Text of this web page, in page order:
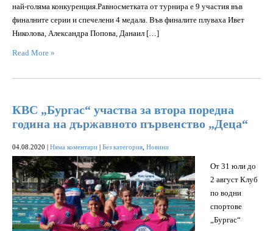
най-голяма конкуренция.Равносметката от турнира е 9 участия във
финалните серии и спечелени 4 медала. Във финалите плуваха Ивет
Николова, Александра Попова, Данаил […]
Read More »
КВС „Бургас“ участва за втора поредна
година на държавното първенство „Деца“
04.08.2020 | Няма коментари | Без категория Новини
От 31 юли до
2 август Клуб
по водни
спортове
„Бургас“